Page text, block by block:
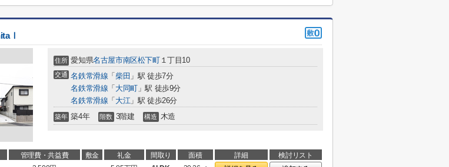
住所 愛知県名古屋市南区松下町１丁目10
交通 名鉄常滑線 「 柴田 」駅 徒歩7分
名鉄常滑線 「 大同町」駅 徒歩9分
名鉄常滑線 「 大江」駅 徒歩26分
築年 築4年 階数 3階建 構造 木造
管理費・共益費 敷金 礼金 間取り 面積 詳細
検討リスト